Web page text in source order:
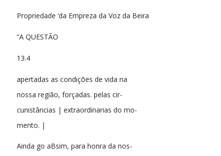
Propriedade ‘da Empreza da Voz da Beira
“A QUESTÃO
13.4
apertadas as condições de vida na
nossa região, forçadas. pelas cir-
cunistâncias | extraordinarias do mo-
mento. |
Ainda go aBsim, para honra da nos-